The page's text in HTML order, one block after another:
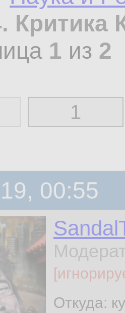
Критика
1 из 2
1
00:55
Откуда: